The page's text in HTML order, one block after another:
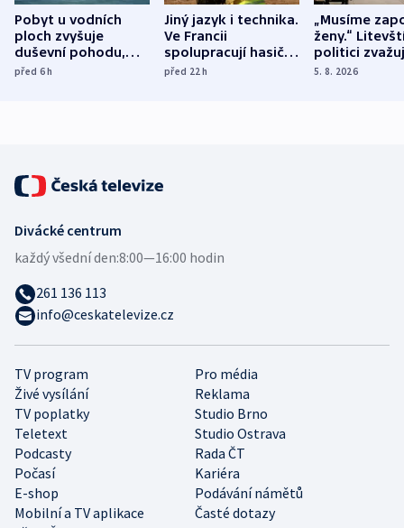
Pobyt u vodních
ploch zvyšuje
duševní pohodu,
ukázala
před 6h
Jiný jazyk i technika.
Ve Francii
spolupracují hasiči z
různých zemí
před 22h
„Musíme
ženy.“
politici
dohodu o
5. 8. 2026
TV program
Pro média
Živé vysílání
Reklama
TV poplatky
Studio Brno
Teletext
Studio Ostrava
Podcasty
Rada ČT
Počasí
Kariéra
E-shop
Podávání námětů
Mobilní a TV aplikace
Časté dotazy
Divácké centrum
každý všední den:8:00—16:00 hodin
261 136 113
info@ceskatelevize.cz